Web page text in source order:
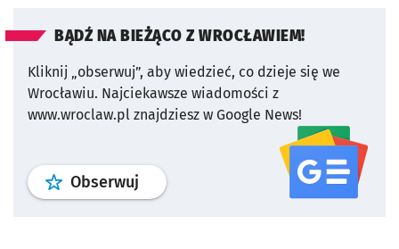
BĄDŹ NA BIEŻĄCO Z WROCŁAWIEM!
Kliknij „obserwuj”, aby wiedzieć, co dzieje się we
Wrocławiu. Najciekawsze wiadomości z
www.wroclaw.pl znajdziesz w Google News!
Obserwuj profil serwisu